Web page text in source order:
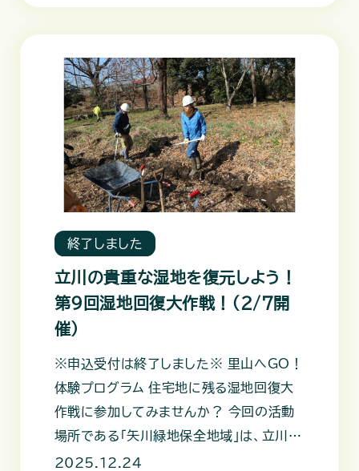
終了しました
立川の貴重な湿地を復元しよう！
第9回湿地回復大作戦！（2/7開
催）
※申込受付は終了しました※ 里山へGO！
体験プログラム 住宅地に残る湿地回復大
作戦に参加してみませんか？ 今回の活動
場所である「矢川緑地保全地域」は、立川市
の東南部に位置します。湧水
2025.12.24